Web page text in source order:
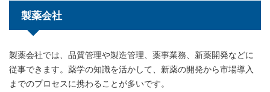
製薬会社
製薬会社では、品質管理や製造管理、薬事業務、新薬開発などに
従事できます。薬学の知識を活かして、新薬の開発から市場導入
までのプロセスに携わることが多いです。